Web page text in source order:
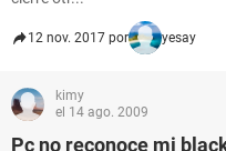
12 nov. 2017 por yesay
kimy
el 14 ago. 2009
Pc no reconoce mi